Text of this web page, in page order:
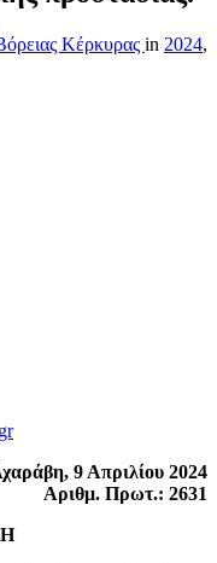
Κέρκυρας in 2024,
9 Απριλίου 2024
Αριθμ. Πρωτ.: 2631